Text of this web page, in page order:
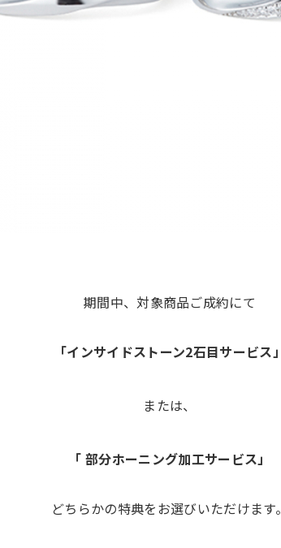
期間中、対象商品ご成約にて
「インサイドストーン2石目サービス」
または、
「 部分ホーニング加工サービス」
どちらかの特典をお選びいただけます。